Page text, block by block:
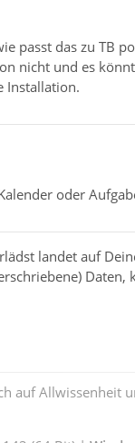
passt das zu TB
nicht und es
Installation.
oder
landet auf
auf Allwissenheit